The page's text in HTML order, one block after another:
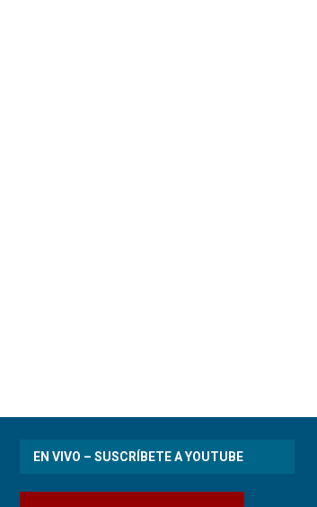
EN VIVO – SUSCRÍBETE A YOUTUBE